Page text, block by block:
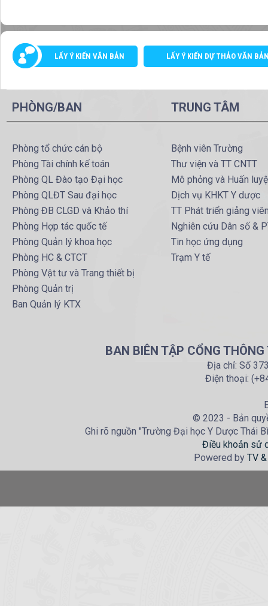
LẤY Ý KIẾN VĂN BẢN LẤY Ý KIẾN DỰ THẢO VĂN
PHÒNG/BAN
Phòng tổ chức cán bộ
Phòng Tài chính kế toán
Phòng QL Đào tạo Đại học
Phòng QLĐT Sau đại học
Phòng ĐB CLGD và Khảo thí
Phòng Hợp tác quốc tế
Phòng Quản lý khoa học
Phòng HC & CTCT
Phòng Vật tư và Trang thiết bị
Phòng Quản trị
Ban Quản lý KTX
TRUNG TÂM
Bệnh viên Trường
Thư viện và TT CNTT
Mô phỏng và Huấn
Dịch vụ KHKT Y dược
TT Phát triển giảng
Nghiên cứu Dân số &
Tin học ứng dụng
Trạm Y tế
BAN BIÊN TẬP CỔNG
Địa chỉ: Số
Điện thoại:
© 2023 - Bản
Ghi rõ nguồn "Trường Đại học Y Dược Thái
Điều khoản sử
Powered by TV